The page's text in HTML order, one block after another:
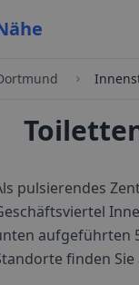
pulsierendes
aufgeführten
finden